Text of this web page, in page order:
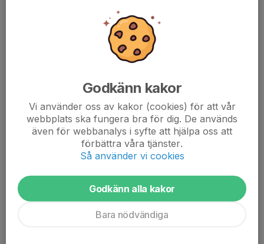
Rånäskavlen, Ungdomskavlen i samband med 10-mila, StOF:s
sommarläger, DM-kavlen, Österåkerkavlen och Daladubbeln.
Vill man tävla mer finns det en mängd olika tävlingar under vår
För ungdomar ordnar både klubben och orienteringsförbundet
en rad läger, till exempel klubbens upptaktsläger på våren och
StOF:s sommarläger med tältning i början av sommaren.
Ungdomsserien i Stockholmsdistriktet och vi har på senare år
även haft deltagare på Ungdoms-SM i orientering. I Sumpan får
Godkänn kakor
Vi använder oss av kakor (cookies) för att vår
webbplats ska fungera bra för dig. De används
även för webbanalys i syfte att hjälpa oss att
förbättra våra tjänster.
Så använder vi cookies
Godkänn alla kakor
Bara nödvändiga